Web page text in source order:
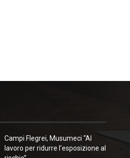
Campi Flegrei, Musumeci “Al
lavoro per ridurre l’esposizione al